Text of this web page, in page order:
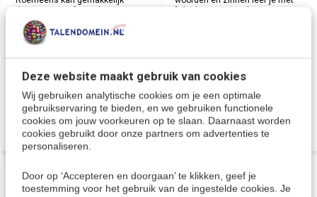
Deze website maakt gebruik van cookies
Wij gebruiken analytische cookies om je een optimale
gebruikservaring te bieden, en we gebruiken functionele
cookies om jouw voorkeuren op te slaan. Daarnaast worden
cookies gebruikt door onze partners om advertenties te
personaliseren.
Door op ‘Accepteren en doorgaan’ te klikken, geef je
toestemming voor het gebruik van de ingestelde cookies. Je
gebruikt worden op je PC, Laptop
of Mac. Inclusief gratis APP voor
tablets.
Deliverytime
€ 49,95
Deliverytime
€ 12,95
COMPLEET
COMPLEET